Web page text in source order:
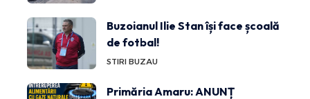
Buzoianul Ilie Stan își face școală
de fotbal!
STIRI BUZAU
Primăria Amaru: ANUNȚ